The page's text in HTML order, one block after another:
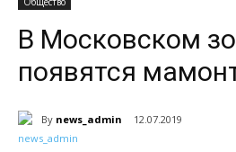
В Московском
появятся
By news_admin 12.07.2019